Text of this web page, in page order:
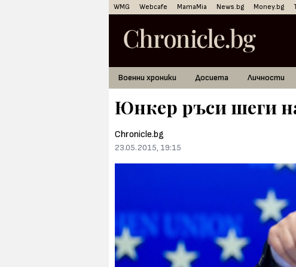
WMG Webcafe MamaMia News.bg Money.bg
Военни хроники Досиета Личности
Юнкер ръси шеги
Chronicle.bg
23.05.2015, 19:15